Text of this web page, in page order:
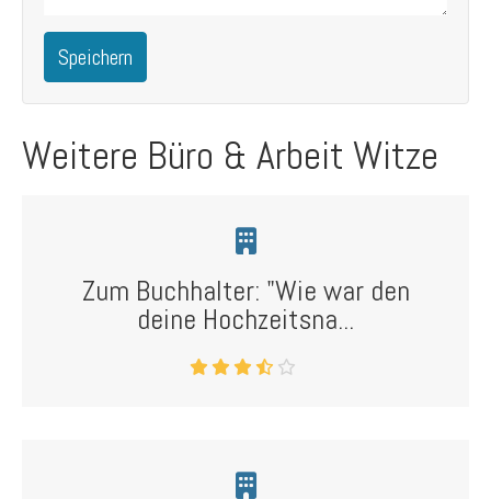
Speichern
Weitere Büro & Arbeit Witze
Zum Buchhalter: "Wie war den
deine Hochzeitsna...